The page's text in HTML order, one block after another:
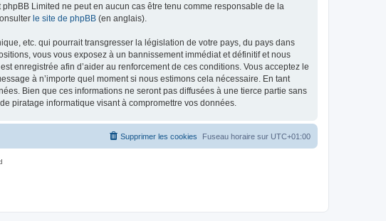
Limited ne peut en aucun cas être tenu comme responsable de la
le site de phpBB (en anglais).
etc. qui pourrait transgresser la législation de votre pays, du pays dans
vous vous exposez à un bannissement immédiat et définitif et nous
enregistrée afin d’aider au renforcement de ces conditions. Vous acceptez le
à n’importe quel moment si nous estimons cela nécessaire. En tant
Bien que ces informations ne seront pas diffusées à une tierce partie sans
piratage informatique visant à compromettre vos données.
Fuseau horaire sur UTC+01:00
Supprimer les cookies